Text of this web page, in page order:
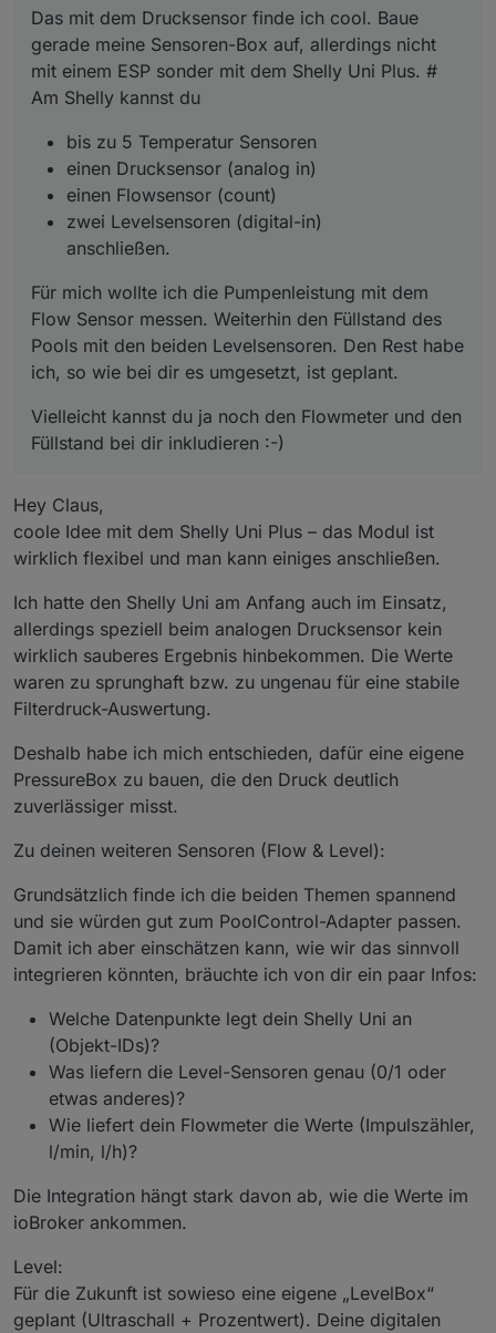
anschließen.
ich, so wie bei dir es umgesetzt, ist geplant.
Füllstand bei dir inkludieren :-)
Das mit dem Drucksensor finde ich cool. Baue
gerade meine Sensoren-Box auf, allerdings nicht
mit einem ESP sonder mit dem Shelly Uni Plus. #
Am Shelly kannst du
bis zu 5 Temperatur Sensoren
einen Drucksensor (analog in)
einen Flowsensor (count)
zwei Levelsensoren (digital-in)
anschließen.
Für mich wollte ich die Pumpenleistung mit dem
Flow Sensor messen. Weiterhin den Füllstand des
Pools mit den beiden Levelsensoren. Den Rest habe
ich, so wie bei dir es umgesetzt, ist geplant.
Vielleicht kannst du ja noch den Flowmeter und den
Füllstand bei dir inkludieren :-)
Hey Claus,
coole Idee mit dem Shelly Uni Plus – das Modul ist
wirklich flexibel und man kann einiges anschließen.
Ich hatte den Shelly Uni am Anfang auch im Einsatz,
allerdings speziell beim analogen Drucksensor kein
wirklich sauberes Ergebnis hinbekommen. Die Werte
waren zu sprunghaft bzw. zu ungenau für eine stabile
Filterdruck-Auswertung.
Deshalb habe ich mich entschieden, dafür eine eigene
PressureBox zu bauen, die den Druck deutlich
zuverlässiger misst.
Zu deinen weiteren Sensoren (Flow & Level):
Grundsätzlich finde ich die beiden Themen spannend
und sie würden gut zum PoolControl-Adapter passen.
Damit ich aber einschätzen kann, wie wir das sinnvoll
integrieren könnten, bräuchte ich von dir ein paar Infos:
Welche Datenpunkte legt dein Shelly Uni an
(Objekt-IDs)?
Was liefern die Level-Sensoren genau (0/1 oder
etwas anderes)?
Wie liefert dein Flowmeter die Werte (Impulszähler,
l/min, l/h)?
Die Integration hängt stark davon ab, wie die Werte im
ioBroker ankommen.
Level:
Für die Zukunft ist sowieso eine eigene „LevelBox“
geplant (Ultraschall + Prozentwert). Deine digitalen